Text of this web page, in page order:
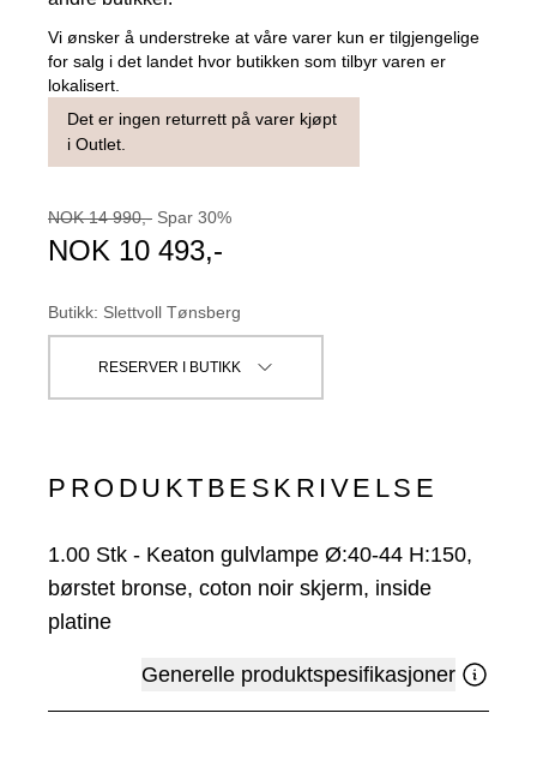
Vi ønsker å understreke at våre varer kun er tilgjengelige
for salg i det landet hvor butikken som tilbyr varen er
lokalisert.
Det er ingen returrett på varer kjøpt
i Outlet.
NOK 14 990,- Spar 30%
NOK 10 493,-
Butikk: Slettvoll Tønsberg
RESERVER I BUTIKK
PRODUKTBESKRIVELSE
1.00 Stk - Keaton gulvlampe Ø:40-44 H:150,
børstet bronse, coton noir skjerm, inside
platine
Generelle produktspesifikasjoner